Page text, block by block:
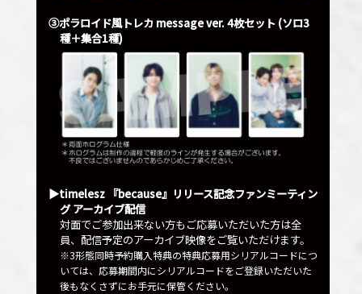
③ポラロイド風トレカ message ver. 4枚セット (ソロ3
種＋集合1種)
▶︎timelesz 『because』リリース記念ファンミーティン
グ アーカイブ配信
対面でご参加出来ない方もご応募いただいた方は全
員、配信予定のアーカイブ映像をご覧いただけます。
※3形態同時予約購入特典の特典応募用シリアルコードにつ
いては、応募期間内にシリアルコードをご登録いただいた
後もなくさずにお手元に保管ください。